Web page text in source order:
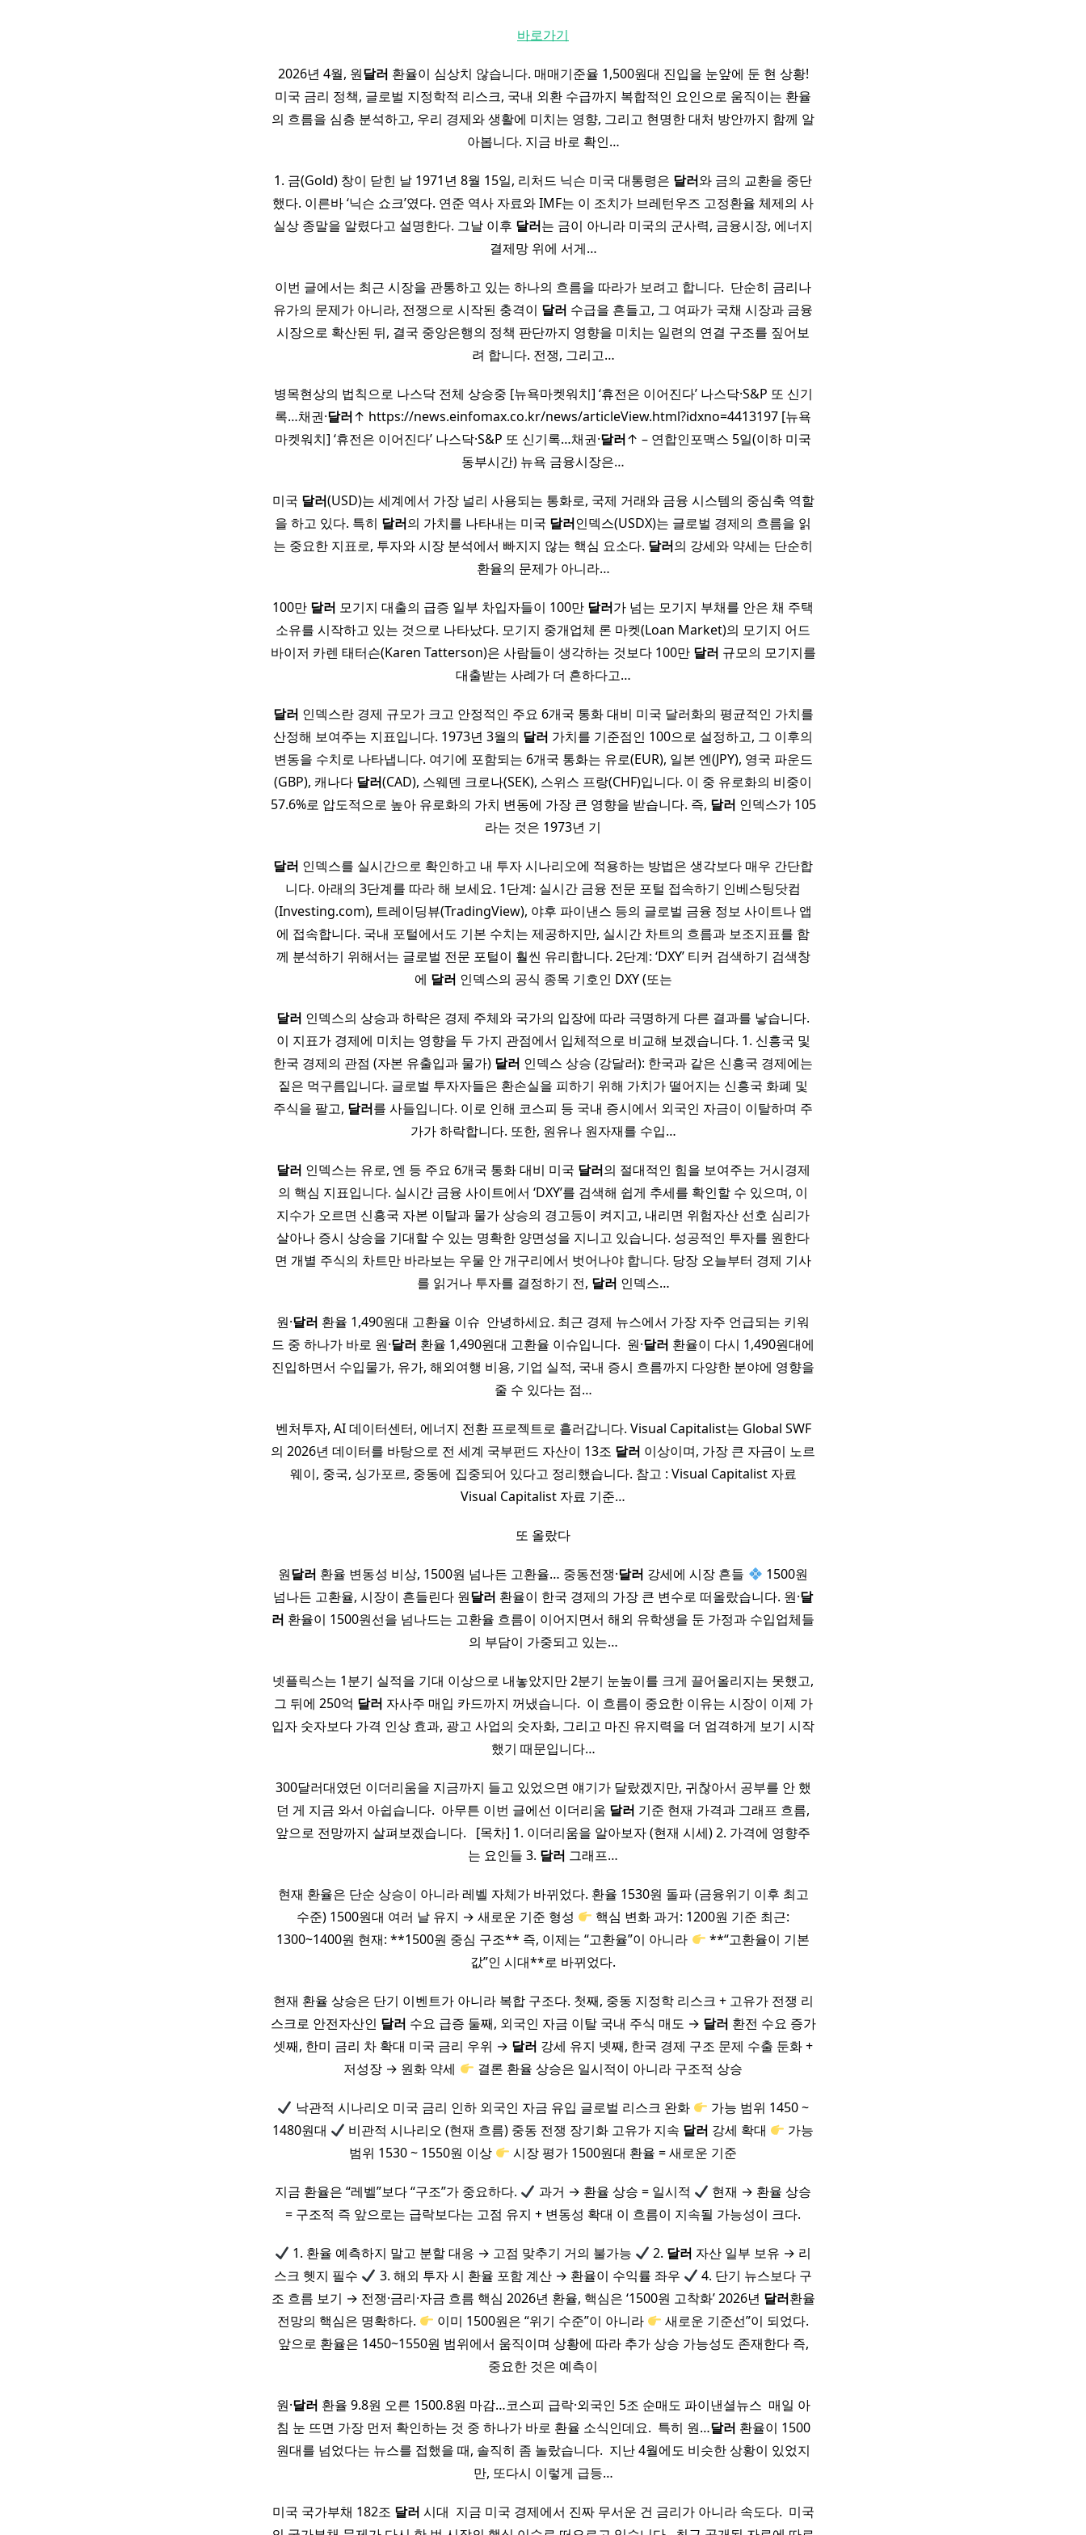
바로가기
2026년 4월, 원달러 환율이 심상치 않습니다. 매매기준율 1,500원대 진입을 눈앞에 둔 현 상황!
미국 금리 정책, 글로벌 지정학적 리스크, 국내 외환 수급까지 복합적인 요인으로 움직이는 환율
의 흐름을 심층 분석하고, 우리 경제와 생활에 미치는 영향, 그리고 현명한 대처 방안까지 함께 알
아봅니다. 지금 바로 확인…
1. 금(Gold) 창이 닫힌 날 1971년 8월 15일, 리처드 닉슨 미국 대통령은 달러와 금의 교환을 중단
했다. 이른바 ‘닉슨 쇼크’였다. 연준 역사 자료와 IMF는 이 조치가 브레턴우즈 고정환율 체제의 사
실상 종말을 알렸다고 설명한다. 그날 이후 달러는 금이 아니라 미국의 군사력, 금융시장, 에너지
결제망 위에 서게…
이번 글에서는 최근 시장을 관통하고 있는 하나의 흐름을 따라가 보려고 합니다. ​ 단순히 금리나
유가의 문제가 아니라, 전쟁으로 시작된 충격이 달러 수급을 흔들고, 그 여파가 국채 시장과 금융
시장으로 확산된 뒤, 결국 중앙은행의 정책 판단까지 영향을 미치는 일련의 연결 구조를 짚어보
려 합니다. 전쟁, 그리고…
병목현상의 법칙으로 나스닥 전체 상승중 [뉴욕마켓워치] ‘휴전은 이어진다’ 나스닥·S&P 또 신기
록…채권·달러↑ https://news.einfomax.co.kr/news/articleView.html?idxno=4413197 [뉴욕
마켓워치] ‘휴전은 이어진다’ 나스닥·S&P 또 신기록…채권·달러↑ – 연합인포맥스 5일(이하 미국
동부시간) 뉴욕 금융시장은…
미국 달러(USD)는 세계에서 가장 널리 사용되는 통화로, 국제 거래와 금융 시스템의 중심축 역할
을 하고 있다. 특히 달러의 가치를 나타내는 미국 달러인덱스(USDX)는 글로벌 경제의 흐름을 읽
는 중요한 지표로, 투자와 시장 분석에서 빠지지 않는 핵심 요소다. 달러의 강세와 약세는 단순히
환율의 문제가 아니라…
100만 달러 모기지 대출의 급증 일부 차입자들이 100만 달러가 넘는 모기지 부채를 안은 채 주택
소유를 시작하고 있는 것으로 나타났다. 모기지 중개업체 론 마켓(Loan Market)의 모기지 어드
바이저 카렌 태터슨(Karen Tatterson)은 사람들이 생각하는 것보다 100만 달러 규모의 모기지를
대출받는 사례가 더 흔하다고…
달러 인덱스란 경제 규모가 크고 안정적인 주요 6개국 통화 대비 미국 달러화의 평균적인 가치를
산정해 보여주는 지표입니다. 1973년 3월의 달러 가치를 기준점인 100으로 설정하고, 그 이후의
변동을 수치로 나타냅니다. 여기에 포함되는 6개국 통화는 유로(EUR), 일본 엔(JPY), 영국 파운드
(GBP), 캐나다 달러(CAD), 스웨덴 크로나(SEK), 스위스 프랑(CHF)입니다. 이 중 유로화의 비중이
57.6%로 압도적으로 높아 유로화의 가치 변동에 가장 큰 영향을 받습니다. 즉, 달러 인덱스가 105
라는 것은 1973년 기
달러 인덱스를 실시간으로 확인하고 내 투자 시나리오에 적용하는 방법은 생각보다 매우 간단합
니다. 아래의 3단계를 따라 해 보세요. 1단계: 실시간 금융 전문 포털 접속하기 인베스팅닷컴
(Investing.com), 트레이딩뷰(TradingView), 야후 파이낸스 등의 글로벌 금융 정보 사이트나 앱
에 접속합니다. 국내 포털에서도 기본 수치는 제공하지만, 실시간 차트의 흐름과 보조지표를 함
께 분석하기 위해서는 글로벌 전문 포털이 훨씬 유리합니다. 2단계: ‘DXY’ 티커 검색하기 검색창
에 달러 인덱스의 공식 종목 기호인 DXY (또는
달러 인덱스의 상승과 하락은 경제 주체와 국가의 입장에 따라 극명하게 다른 결과를 낳습니다.
이 지표가 경제에 미치는 영향을 두 가지 관점에서 입체적으로 비교해 보겠습니다. 1. 신흥국 및
한국 경제의 관점 (자본 유출입과 물가) 달러 인덱스 상승 (강달러): 한국과 같은 신흥국 경제에는
짙은 먹구름입니다. 글로벌 투자자들은 환손실을 피하기 위해 가치가 떨어지는 신흥국 화폐 및
주식을 팔고, 달러를 사들입니다. 이로 인해 코스피 등 국내 증시에서 외국인 자금이 이탈하며 주
가가 하락합니다. 또한, 원유나 원자재를 수입…
달러 인덱스는 유로, 엔 등 주요 6개국 통화 대비 미국 달러의 절대적인 힘을 보여주는 거시경제
의 핵심 지표입니다. 실시간 금융 사이트에서 ‘DXY’를 검색해 쉽게 추세를 확인할 수 있으며, 이
지수가 오르면 신흥국 자본 이탈과 물가 상승의 경고등이 켜지고, 내리면 위험자산 선호 심리가
살아나 증시 상승을 기대할 수 있는 명확한 양면성을 지니고 있습니다. 성공적인 투자를 원한다
면 개별 주식의 차트만 바라보는 우물 안 개구리에서 벗어나야 합니다. 당장 오늘부터 경제 기사
를 읽거나 투자를 결정하기 전, 달러 인덱스…
원·달러 환율 1,490원대 고환율 이슈 ​ 안녕하세요. 최근 경제 뉴스에서 가장 자주 언급되는 키워
드 중 하나가 바로 원·달러 환율 1,490원대 고환율 이슈입니다. ​ 원·달러 환율이 다시 1,490원대에
진입하면서 수입물가, 유가, 해외여행 비용, 기업 실적, 국내 증시 흐름까지 다양한 분야에 영향을
줄 수 있다는 점…
벤처투자, AI 데이터센터, 에너지 전환 프로젝트로 흘러갑니다. Visual Capitalist는 Global SWF
의 2026년 데이터를 바탕으로 전 세계 국부펀드 자산이 13조 달러 이상이며, 가장 큰 자금이 노르
웨이, 중국, 싱가포르, 중동에 집중되어 있다고 정리했습니다. 참고 : Visual Capitalist 자료
Visual Capitalist 자료 기준…
또 올랐다
원달러 환율 변동성 비상, 1500원 넘나든 고환율… 중동전쟁·달러 강세에 시장 흔들
1500원
넘나든 고환율, 시장이 흔들린다 원달러 환율이 한국 경제의 가장 큰 변수로 떠올랐습니다. 원·달
러 환율이 1500원선을 넘나드는 고환율 흐름이 이어지면서 해외 유학생을 둔 가정과 수입업체들
의 부담이 가중되고 있는…
넷플릭스는 1분기 실적을 기대 이상으로 내놓았지만 2분기 눈높이를 크게 끌어올리지는 못했고,
그 뒤에 250억 달러 자사주 매입 카드까지 꺼냈습니다. ​ 이 흐름이 중요한 이유는 시장이 이제 가
입자 숫자보다 가격 인상 효과, 광고 사업의 숫자화, 그리고 마진 유지력을 더 엄격하게 보기 시작
했기 때문입니다…
300달러대였던 이더리움을 지금까지 들고 있었으면 얘기가 달랐겠지만, 귀찮아서 공부를 안 했
던 게 지금 와서 아쉽습니다. ​ 아무튼 이번 글에선 이더리움 달러 기준 현재 가격과 그래프 흐름,
앞으로 전망까지 살펴보겠습니다. ​ ​ [목차] 1. 이더리움을 알아보자 (현재 시세) 2. 가격에 영향주
는 요인들 3. 달러 그래프…
현재 환율은 단순 상승이 아니라 레벨 자체가 바뀌었다. 환율 1530원 돌파 (금융위기 이후 최고
수준) 1500원대 여러 날 유지 → 새로운 기준 형성
핵심 변화 과거: 1200원 기준 최근:
1300~1400원 현재: **1500원 중심 구조** 즉, 이제는 “고환율”이 아니라
**“고환율이 기본
값”인 시대**로 바뀌었다.
현재 환율 상승은 단기 이벤트가 아니라 복합 구조다. 첫째, 중동 지정학 리스크 + 고유가 전쟁 리
스크로 안전자산인 달러 수요 급증 둘째, 외국인 자금 이탈 국내 주식 매도 → 달러 환전 수요 증가
셋째, 한미 금리 차 확대 미국 금리 우위 → 달러 강세 유지 넷째, 한국 경제 구조 문제 수출 둔화 +
저성장 → 원화 약세
결론 환율 상승은 일시적이 아니라 구조적 상승
낙관적 시나리오 미국 금리 인하 외국인 자금 유입 글로벌 리스크 완화
가능 범위 1450 ~
1480원대
비관적 시나리오 (현재 흐름) 중동 전쟁 장기화 고유가 지속 달러 강세 확대
가능
범위 1530 ~ 1550원 이상
시장 평가 1500원대 환율 = 새로운 기준
지금 환율은 “레벨”보다 “구조”가 중요하다. 과거 → 환율 상승 = 일시적
현재 → 환율 상승
= 구조적 즉 앞으로는 급락보다는 고점 유지 + 변동성 확대 이 흐름이 지속될 가능성이 크다.
1. 환율 예측하지 말고 분할 대응 → 고점 맞추기 거의 불가능 2. 달러 자산 일부 보유 → 리
스크 헷지 필수
3. 해외 투자 시 환율 포함 계산 → 환율이 수익률 좌우
4. 단기 뉴스보다 구
조 흐름 보기 → 전쟁·금리·자금 흐름 핵심 2026년 환율, 핵심은 ‘1500원 고착화’ 2026년 달러환율
전망의 핵심은 명확하다.
이미 1500원은 “위기 수준”이 아니라
새로운 기준선”이 되었다.
앞으로 환율은 1450~1550원 범위에서 움직이며 상황에 따라 추가 상승 가능성도 존재한다 즉,
중요한 것은 예측이
원·달러 환율 9.8원 오른 1500.8원 마감…코스피 급락·외국인 5조 순매도 파이낸셜뉴스 ​ 매일 아
침 눈 뜨면 가장 먼저 확인하는 것 중 하나가 바로 환율 소식인데요. ​ 특히 원…달러 환율이 1500
원대를 넘었다는 뉴스를 접했을 때, 솔직히 좀 놀랐습니다. ​ 지난 4월에도 비슷한 상황이 있었지
만, 또다시 이렇게 급등…
미국 국가부채 182조 달러 시대 ​ 지금 미국 경제에서 진짜 무서운 건 금리가 아니라 속도다. ​ 미국